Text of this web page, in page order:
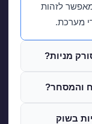
לזהות
מערכת.
מניות?
והמסחר?
בשוק